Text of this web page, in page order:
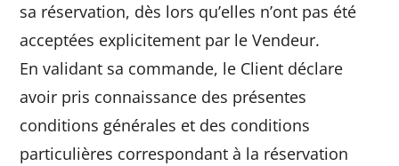
sa réservation, dès lors qu’elles n’ont pas été
acceptées explicitement par le Vendeur.
En validant sa commande, le Client déclare
avoir pris connaissance des présentes
conditions générales et des conditions
particulières correspondant à la réservation